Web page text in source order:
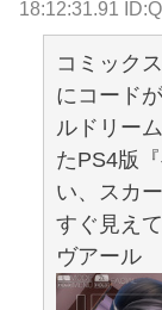
18:12:31.91
コミック
にコード
ルドリー
たPS4版
い、スカ
すぐ見え
ヴアール